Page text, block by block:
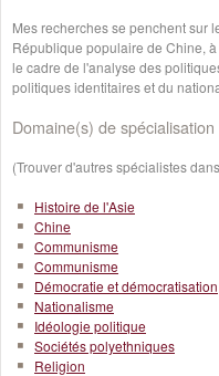
Mes recherches se penchent sur
République populaire de Chine,
le cadre de l'analyse des
politiques identitaires et du
Domaine(s) de spécialisation
(Trouver d'autres spécialistes
Histoire de l'Asie
Chine
Communisme
Communisme
Démocratie et démocratisation
Nationalisme
Idéologie politique
Sociétés polyethniques
Religion